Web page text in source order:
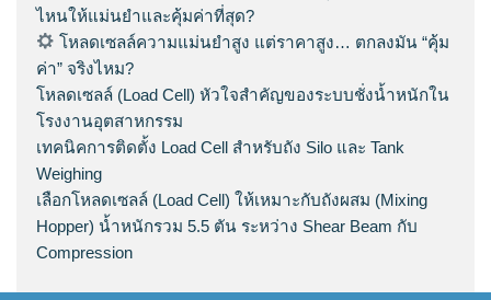
ไหนให้แม่นยำและคุ้มค่าที่สุด?
โหลดเซลล์ความแม่นยำสูง แต่ราคาสูง… ตกลงมัน “คุ้ม
ค่า” จริงไหม?
โหลดเซลล์ (Load Cell) หัวใจสำคัญของระบบชั่งน้ำหนักใน
โรงงานอุตสาหกรรม
เทคนิคการติดตั้ง Load Cell สำหรับถัง Silo และ Tank
Weighing
เลือกโหลดเซลล์ (Load Cell) ให้เหมาะกับถังผสม (Mixing
Hopper) น้ำหนักรวม 5.5 ตัน ระหว่าง Shear Beam กับ
Compression